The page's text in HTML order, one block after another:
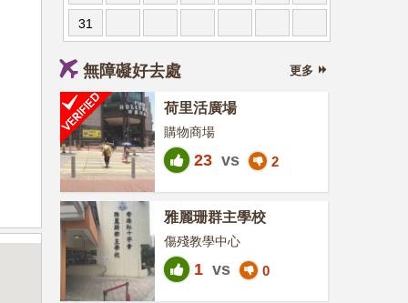
31
無障礙好去處 更多
荷里活廣場
購物商場
23 vs 2
雅麗珊群主學校
傷殘教學中心
1 vs 0